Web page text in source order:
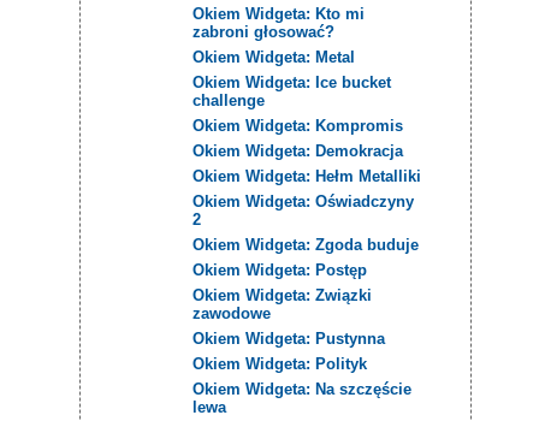
Okiem Widgeta: Kto mi
zabroni głosować?
Okiem Widgeta: Metal
Okiem Widgeta: Ice bucket
challenge
Okiem Widgeta: Kompromis
Okiem Widgeta: Demokracja
Okiem Widgeta: Hełm Metalliki
Okiem Widgeta: Oświadczyny
2
Okiem Widgeta: Zgoda buduje
Okiem Widgeta: Postęp
Okiem Widgeta: Związki
zawodowe
Okiem Widgeta: Pustynna
Okiem Widgeta: Polityk
Okiem Widgeta: Na szczęście
lewa